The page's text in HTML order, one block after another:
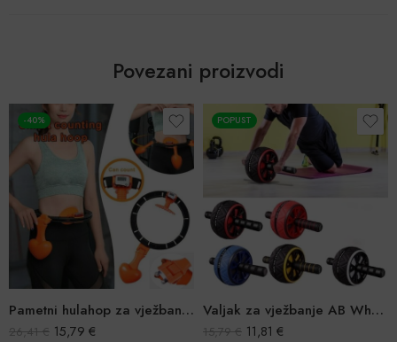
Povezani proizvodi
-40%
Pametni hulahop za vježbanje i masažu
26,41€ 15,79 €
POPUST
Valjak za vježbanje AB Wheel
15,79€ 11,81 €